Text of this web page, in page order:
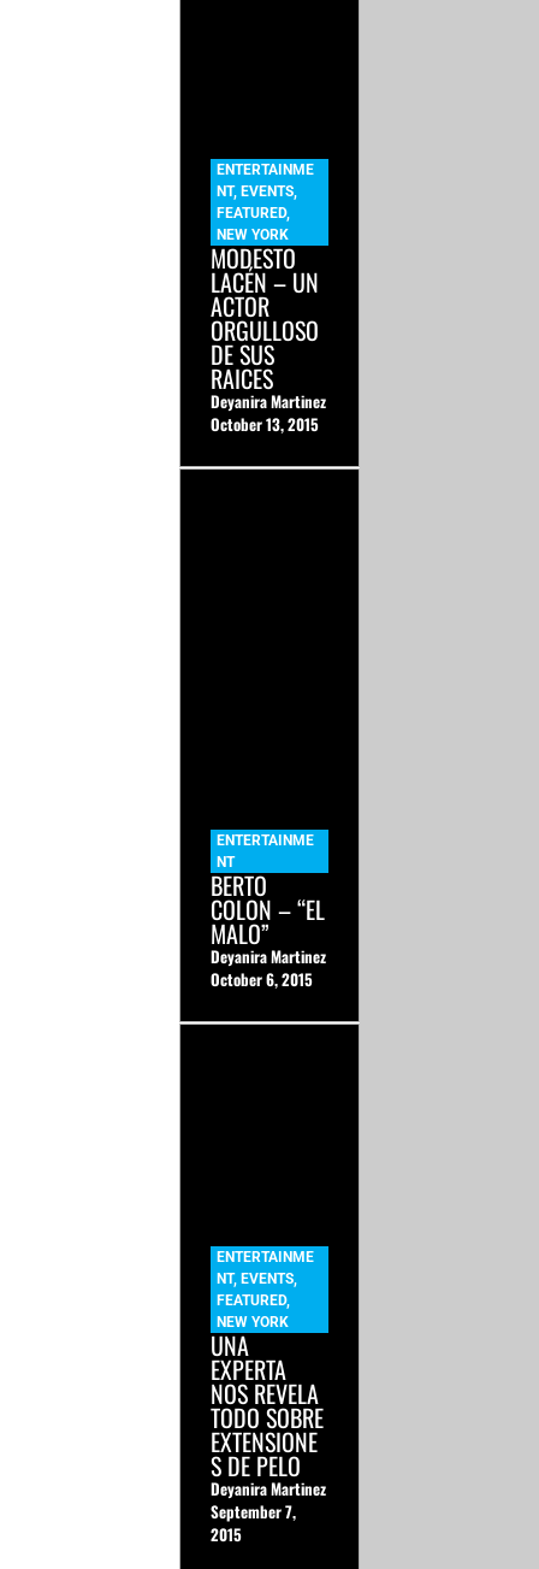
ENTERTAINME
NT, EVENTS,
FEATURED,
NEW YORK
MODESTO
LACÉN – UN
ACTOR
ORGULLOSO
DE SUS
RAICES
Deyanira Martinez
October 13, 2015
ENTERTAINME
NT
BERTO
COLON – “EL
MALO”
Deyanira Martinez
October 6, 2015
ENTERTAINME
NT, EVENTS,
FEATURED,
NEW YORK
UNA
EXPERTA
NOS REVELA
TODO SOBRE
EXTENSIONE
S DE PELO
Deyanira Martinez
September 7,
2015